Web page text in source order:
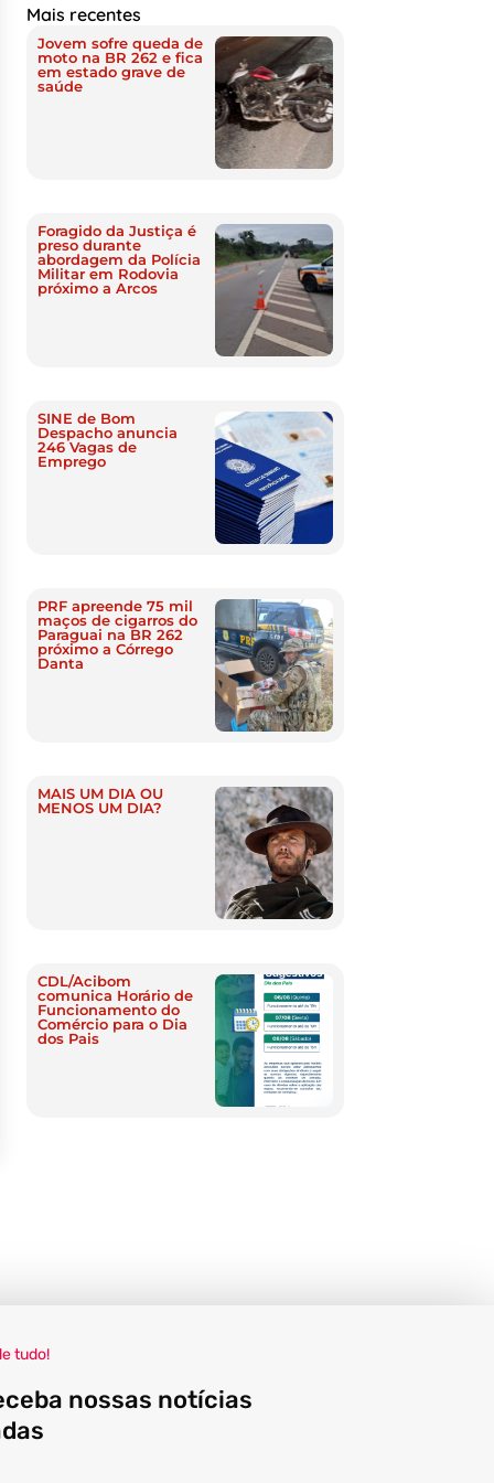
Mais recentes
Jovem sofre queda de
moto na BR 262 e fica
em estado grave de
saúde
Foragido da Justiça é
preso durante
abordagem da Polícia
Militar em Rodovia
próximo a Arcos
SINE de Bom
Despacho anuncia
246 Vagas de
Emprego
PRF apreende 75 mil
maços de cigarros do
Paraguai na BR 262
próximo a Córrego
Danta
MAIS UM DIA OU
MENOS UM DIA?
CDL/Acibom
comunica Horário de
Funcionamento do
Comércio para o Dia
dos Pais
tudo!
nossas notícias